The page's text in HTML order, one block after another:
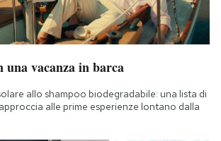
una vacanza in barca
allo shampoo biodegradabile: una lista di
alle prime esperienze lontano dalla